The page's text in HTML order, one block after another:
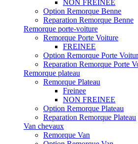
NON FREINEE
Option Remorque Benne
Reparation Remorque Benne
Remorque porte-voiture
Remorque Porte Voiture
FREINEE
Option Remorque Porte
Reparation Remorque Porte
Remorque plateau
Remorque Plateau
Freinee
NON FREINEE
Option Remorque Plateau
Reparation Remorque Plateau
Van chevaux
Remorque Van